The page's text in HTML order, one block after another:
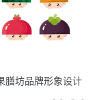
膳坊品牌形象设计